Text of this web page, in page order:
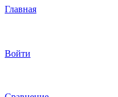
Главная
Войти